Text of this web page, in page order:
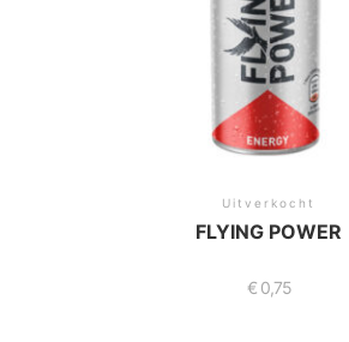
Uitverkocht
FLYING POWER
€0,75